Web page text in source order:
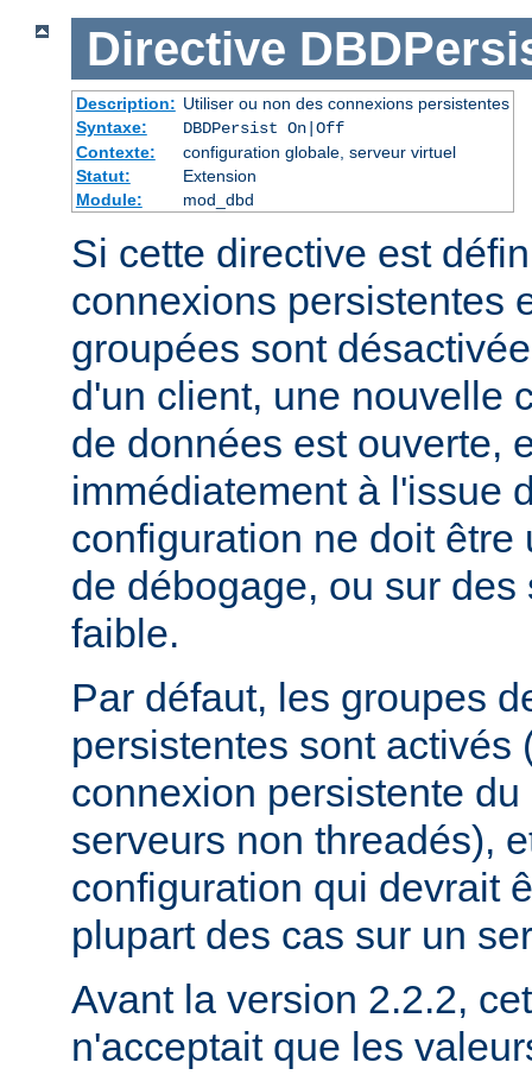
Directive
Description: Utiliser ou non des connexions persistentes
Syntaxe:
DBDPersist On|Off
Contexte:
configuration globale, serveur virtuel
Statut:
Extension
Module:
mod_dbd
Si cette directive est
connexions persistentes
groupées sont
d'un client, une nouvelle
de données est ouverte,
immédiatement à l'issue
configuration ne doit
de débogage, ou sur
faible.
Par défaut, les groupes
persistentes sont activés
connexion persistente
serveurs non threadés),
configuration qui devrait
plupart des cas sur un
Avant la version 2.2.2,
n'acceptait que les